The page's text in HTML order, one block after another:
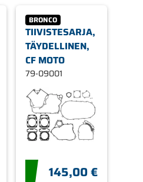
BRONCO
TIIVISTESARJA,
TÄYDELLINEN,
CF MOTO
79-09001
145,00 €